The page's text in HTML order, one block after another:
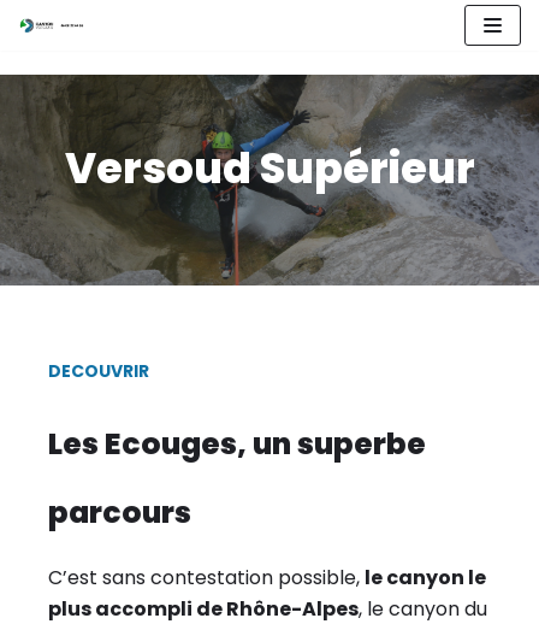
au
contenu
Versoud Supérieur
DECOUVRIR
Les Ecouges, un superbe
parcours
C’est sans contestation possible, le canyon le
plus accompli de Rhône-Alpes, le canyon du